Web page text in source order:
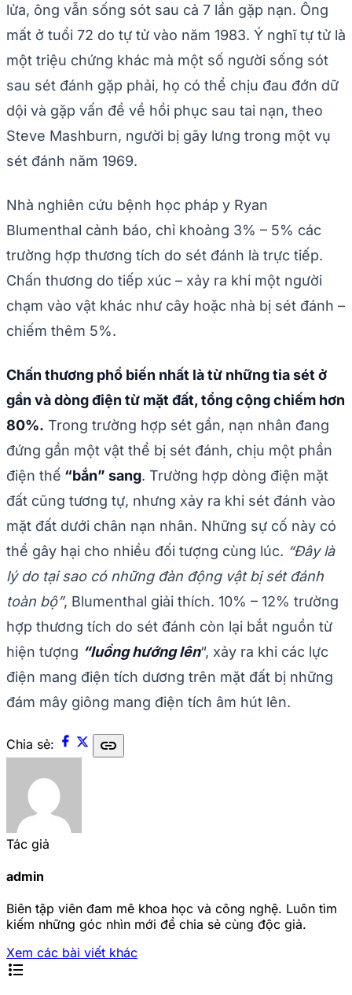
lửa, ông vẫn sống sót sau cả 7 lần gặp nạn. Ông
mất ở tuổi 72 do tự tử vào năm 1983. Ý nghĩ tự tử là
một triệu chứng khác mà một số người sống sót
sau sét đánh gặp phải, họ có thể chịu đau đớn dữ
dội và gặp vấn đề về hồi phục sau tai nạn, theo
Steve Mashburn, người bị gãy lưng trong một vụ
sét đánh năm 1969.
Nhà nghiên cứu bệnh học pháp y Ryan
Blumenthal cảnh báo, chỉ khoảng 3% – 5% các
trường hợp thương tích do sét đánh là trực tiếp.
Chấn thương do tiếp xúc – xảy ra khi một người
chạm vào vật khác như cây hoặc nhà bị sét đánh –
chiếm thêm 5%.
Chấn thương phổ biến nhất là từ những tia sét ở
gần và dòng điện từ mặt đất, tổng cộng chiếm hơn
80%. Trong trường hợp sét gần, nạn nhân đang
đứng gần một vật thể bị sét đánh, chịu một phần
điện thế “bắn” sang. Trường hợp dòng điện mặt
đất cũng tương tự, nhưng xảy ra khi sét đánh vào
mặt đất dưới chân nạn nhân. Những sự cố này có
thể gây hại cho nhiều đối tượng cùng lúc. “Đây là
lý do tại sao có những đàn động vật bị sét đánh
toàn bộ”, Blumenthal giải thích. 10% – 12% trường
hợp thương tích do sét đánh còn lại bắt nguồn từ
hiện tượng “luồng hướng lên“, xảy ra khi các lực
điện mang điện tích dương trên mặt đất bị những
đám mây giông mang điện tích âm hút lên.
Chia sẻ: link
Tác giả
admin
Biên tập viên đam mê khoa học và công nghệ. Luôn tìm
kiếm những góc nhìn mới để chia sẻ cùng độc giả.
Xem các bài viết khác
format_list_bulleted